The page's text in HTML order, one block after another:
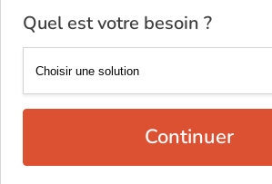
Quel est votre besoin ?
Continuer